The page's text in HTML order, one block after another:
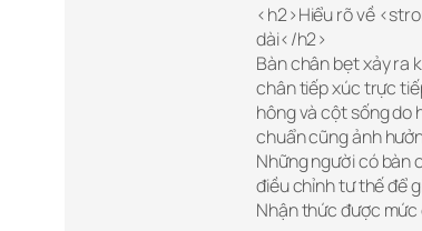
<h2>Hiểu rõ về
dài</h2>
Bàn chân bẹt xảy ra
chân tiếp xúc trực
hông và cột sống do
chuẩn cũng ảnh
Những người có bàn
điều chỉnh tư thế để
Nhận thức được